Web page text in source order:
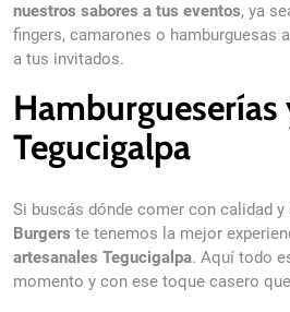
nuestros sabores a tus eventos, ya
fingers, camarones o hamburguesas
a tus invitados.
Hamburgueserías
Tegucigalpa
Si buscás dónde comer con calidad y
Burgers te tenemos la mejor
artesanales Tegucigalpa. Aquí todo
momento y con ese toque casero